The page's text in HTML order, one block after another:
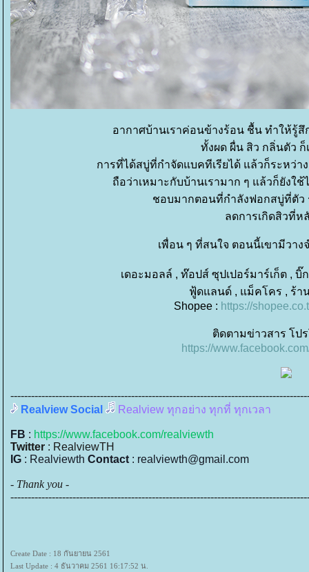
อากาศบ้านเราค่อนข้างร้อน ชื้น ทำให้รู้สึ
ทั้งผด ผื่น สิว กลิ่นตัว
การที่ได้สบู่ที่กำจัดแบคทีเรียได้ แล้วก็ระหว่
ถือว่าเหมาะกับบ้านเรามาก ๆ แล้วก็ยังใ
ชอบมากตอนที่กำลังฟอกสบู่ที่ตัว
ลดการเกิดสิวที่
เพื่อน ๆ ที่สนใจ ตอนนี้เขามีวา
เดอะมอลล์ , ท๊อปส์ ซุปเปอร์มาร์เก็ต , บิ๊
ฟู้ดแลนด์ , แม็คโคร , ร้
Shopee : https://
ติดตามข่าวสาร โป
https://
Realview Social
Realview ทุกอย่าง ทุกที่ ทุกเวลา
FB : https://www.facebook.com/realviewth
Twitter : RealviewTH
IG : Realviewth Contact : realviewth@gmail.com
- Thank you -
----------------------------------------------------------------------------
Create Date : 18 กันยายน 2561
Last Update : 4 ธันวาคม 2561 16:17:52 น.